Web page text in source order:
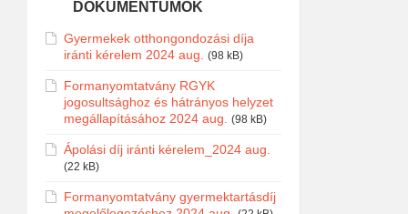
DOKUMENTUMOK
Gyermekek otthongondozási díja
iránti kérelem 2024 aug. (98 kB)
Formanyomtatvány RGYK
jogosultsághoz és hátrányos helyzet
megállapításához 2024 aug. (98 kB)
Ápolási díj iránti kérelem_2024 aug.
(22 kB)
Formanyomtatvány gyermektartásdíj